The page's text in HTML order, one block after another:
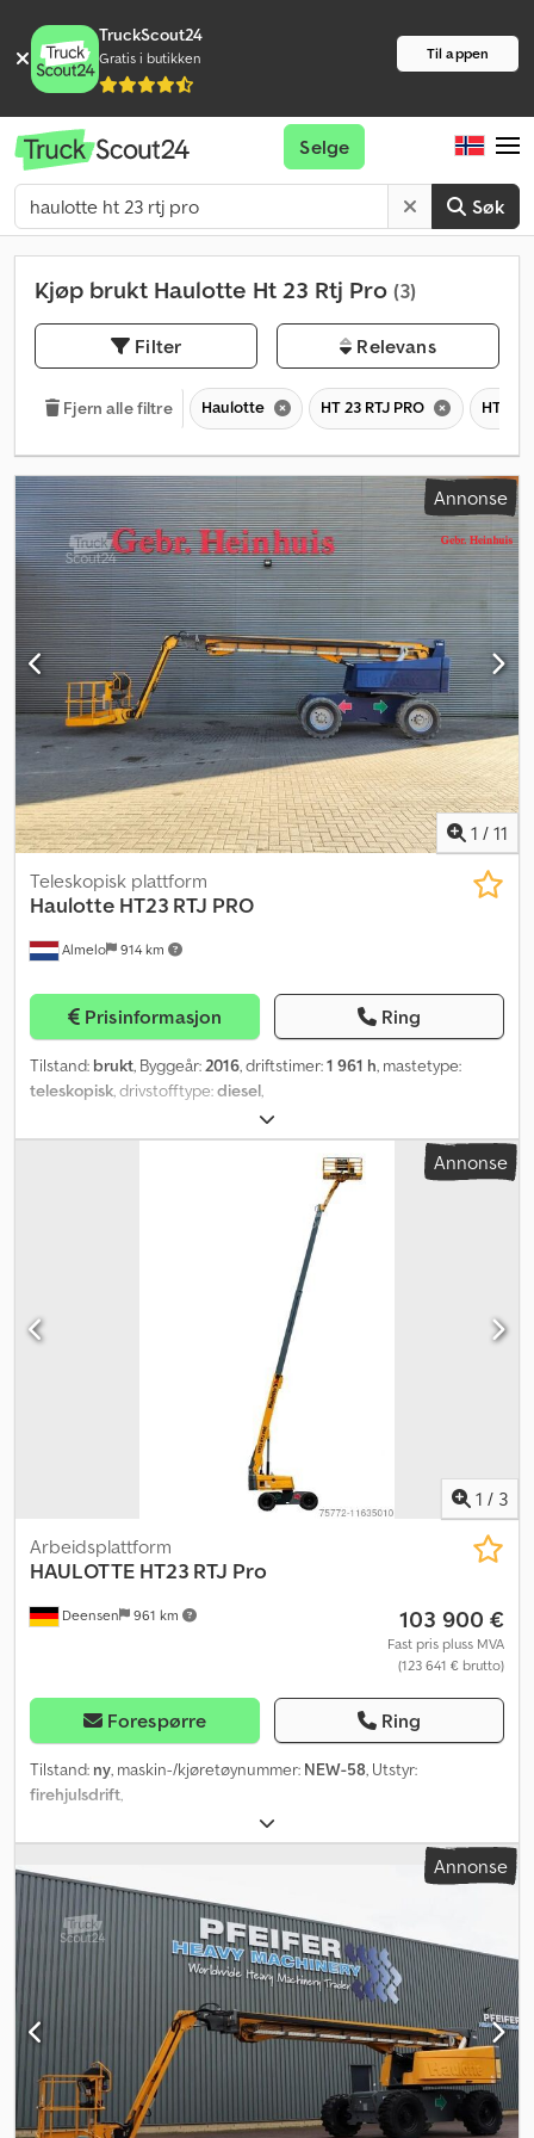
TruckScout24
Gratis i butikken Til appen
Søk
Selge
Kjøp brukt Haulotte Ht 23 Rtj Pro (3)
Filter Relevans
Fjern alle filtre Haulotte HT 23 RTJ PRO HT
Annonse
1 / 11
Almelo 914 km
Teleskopisk plattform
Haulotte HT23 RTJ PRO
Prisinformasjon Ring
Tilstand: brukt, Byggeår:2016, driftstimer:1 961 h, mastetype:
teleskopisk, drivstofftype:diesel,
Annonse
1 / 3
Deensen 961 km
Arbeidsplattform
HAULOTTE HT23 RTJ Pro
103 900 €
Fast pris pluss MVA
(123 641 € brutto)
Forespørre Ring
Tilstand: ny, maskin-/kjøretøynummer: NEW-58, Utstyr:
firehjulsdrift
Annonse